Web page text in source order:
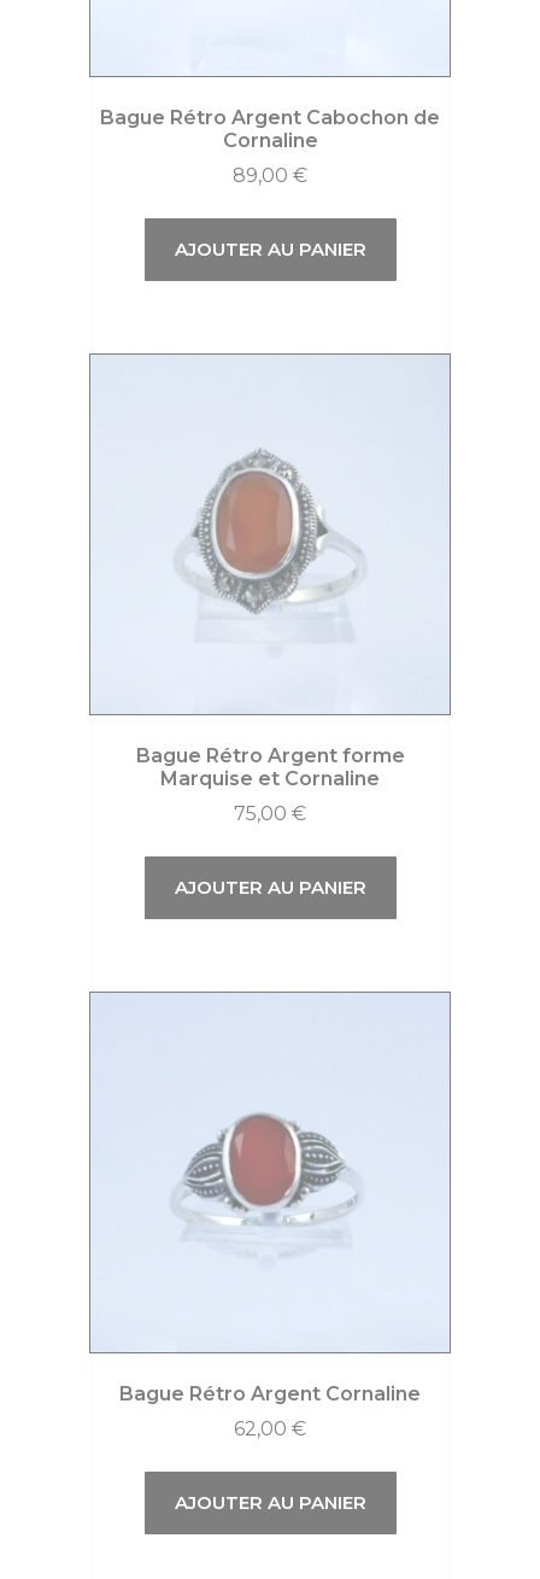
Bague Rétro Argent Cabochon de
Cornaline
89,00 €
AJOUTER AU PANIER
Bague Rétro Argent forme
Marquise et Cornaline
75,00 €
AJOUTER AU PANIER
Bague Rétro Argent Cornaline
62,00 €
AJOUTER AU PANIER